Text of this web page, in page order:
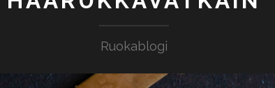
Ruokablogi